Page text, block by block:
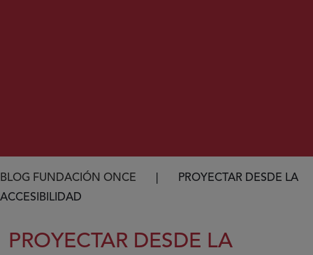
Ruta de navegación
BLOG FUNDACIÓN ONCE
PROYECTAR DESDE LA
ACCESIBILIDAD
PROYECTAR DESDE LA